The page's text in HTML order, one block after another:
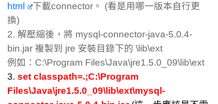
html
下載connector。 (看是用哪一版本自行更
換)
2. 解壓縮後，將 mysql-connector-java-5.0.4-
bin.jar 複製到 jre 安裝目錄下的 \lib\ext
例如：C:\Program Files\Java\jre1.5.0_09\lib\ext
3. set classpath=.;C:\Program
Files\Java\jre1.5.0_09\lib\ext\mysql-